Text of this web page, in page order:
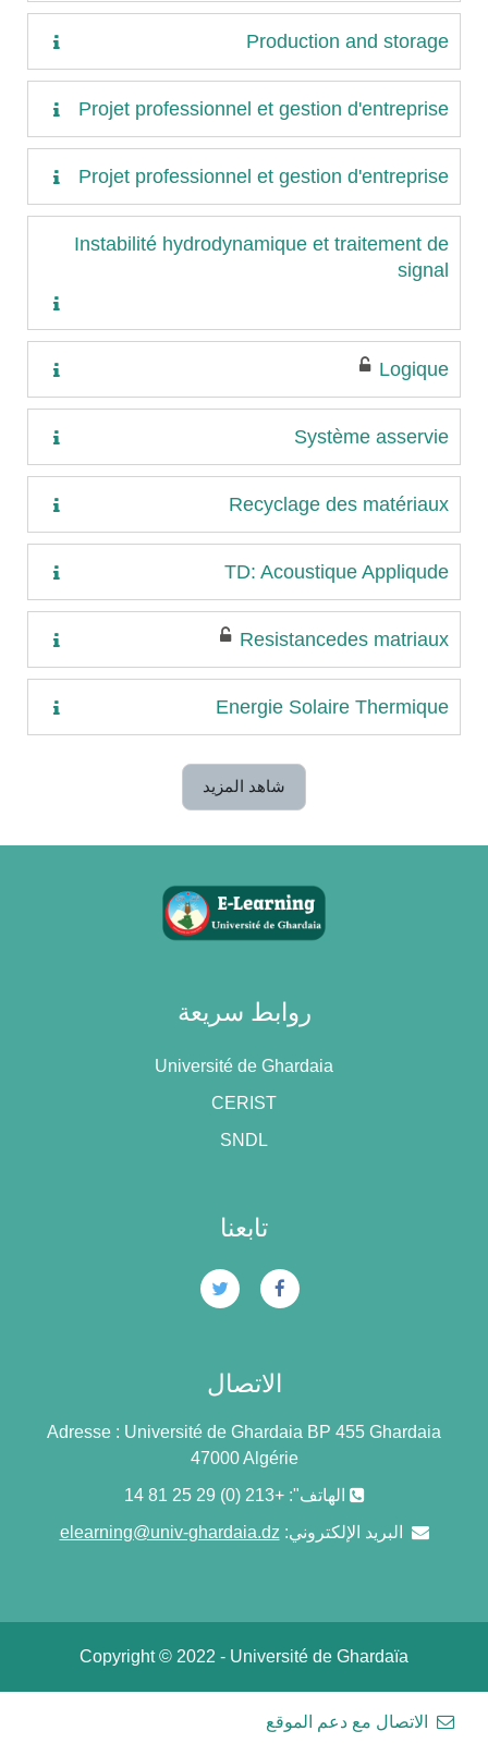
Production and storage
Projet professionnel et gestion d'entreprise
Projet professionnel et gestion d'entreprise
Instabilité hydrodynamique et traitement de
signal
Logique
Système asservie
Recyclage des matériaux
TD: Acoustique Appliqude
Resistancedes matriaux
Energie Solaire Thermique
شاهد المزيد
روابط سريعة
Université de Ghardaia
CERIST
SNDL
تابعنا
الاتصال
Adresse : Université de Ghardaia BP 455 Ghardaia
47000 Algérie
الهاتف": +213 (0) 29 25 81 14
البريد الإلكتروني: elearning@univ-ghardaia.dz
Copyright © 2022 - Université de Ghardaïa
الاتصال مع دعم الموقع